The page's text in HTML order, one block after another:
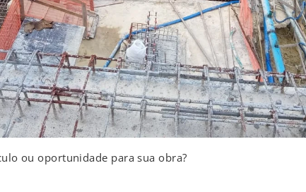
ou oportunidade para sua obra?